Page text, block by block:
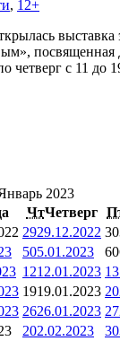
, 12+
посвященная
с 11 до
2023
ЧтЧетверг
2929.12.2022 30
505.01.2023 6
1212.01.2023 13
1919.01.2023 20
2626.01.2023 27
202.02.2023 3